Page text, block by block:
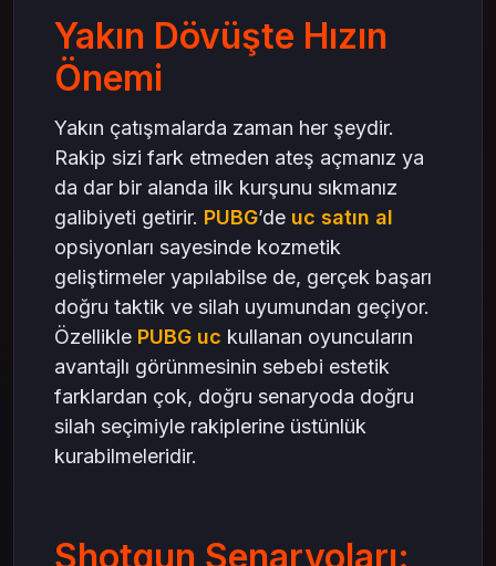
Yakın Dövüşte Hızın
Önemi
Yakın çatışmalarda zaman her şeydir.
Rakip sizi fark etmeden ateş açmanız ya
da dar bir alanda ilk kurşunu sıkmanız
galibiyeti getirir. PUBG’de uc satın al
opsiyonları sayesinde kozmetik
geliştirmeler yapılabilse de, gerçek başarı
doğru taktik ve silah uyumundan geçiyor.
Özellikle PUBG uc kullanan oyuncuların
avantajlı görünmesinin sebebi estetik
farklardan çok, doğru senaryoda doğru
silah seçimiyle rakiplerine üstünlük
kurabilmeleridir.
Shotgun Senaryoları: